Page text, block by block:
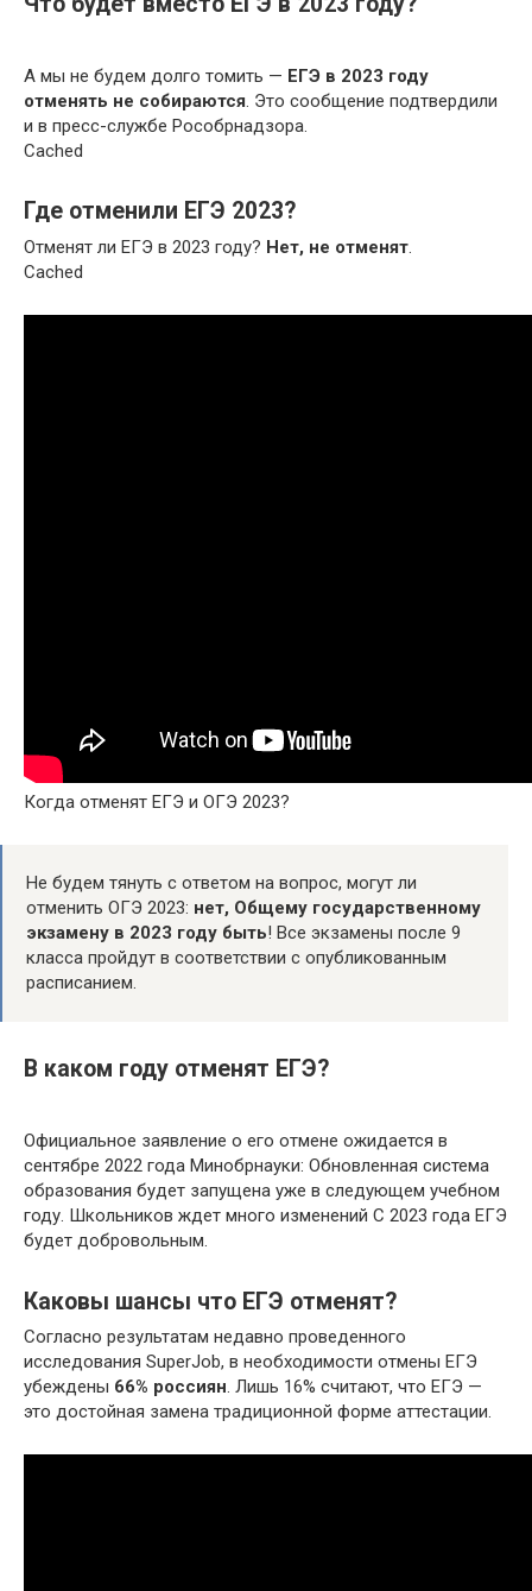
А мы не будем долго томить — ЕГЭ в 2023 году
отменять не собираются. Это сообщение подтвердили
и в пресс-службе Рособрнадзора.
Cached
Где отменили ЕГЭ 2023?
Отменят ли ЕГЭ в 2023 году? Нет, не отменят.
Cached
Когда отменят ЕГЭ и ОГЭ 2023?
Не будем тянуть с ответом на вопрос, могут ли
отменить ОГЭ 2023: нет, Общему государственному
экзамену в 2023 году быть! Все экзамены после 9
класса пройдут в соответствии с опубликованным
расписанием.
В каком году отменят ЕГЭ?
Официальное заявление о его отмене ожидается в
сентябре 2022 года Минобрнауки: Обновленная система
образования будет запущена уже в следующем учебном
году. Школьников ждет много изменений С 2023 года ЕГЭ
будет добровольным.
Каковы шансы что ЕГЭ отменят?
Согласно результатам недавно проведенного
исследования SuperJob, в необходимости отмены ЕГЭ
убеждены 66% россиян. Лишь 16% считают, что ЕГЭ —
это достойная замена традиционной форме аттестации.